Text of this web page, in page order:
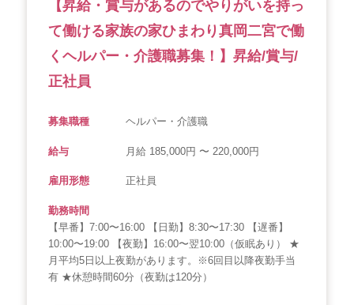
【昇給・賞与があるのでやりがいを持っ
て働ける家族の家ひまわり真岡二宮で働
くヘルパー・介護職募集！】昇給/賞与/
正社員
募集職種 ヘルパー・介護職
給与 月給 185,000円 〜 220,000円
雇用形態 正社員
勤務時間
【早番】7:00〜16:00 【日勤】8:30〜17:30 【遅番】
10:00〜19:00 【夜勤】16:00〜翌10:00（仮眠あり） ★
月平均5日以上夜勤があります。※6回目以降夜勤手当
有 ★休憩時間60分（夜勤は120分）